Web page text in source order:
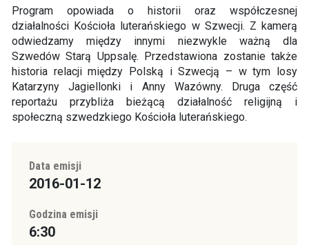
Program opowiada o historii oraz współczesnej
działalności Kościoła luterańskiego w Szwecji. Z kamerą
odwiedzamy między innymi niezwykle ważną dla
Szwedów Starą Uppsalę. Przedstawiona zostanie także
historia relacji między Polską i Szwecją – w tym losy
Katarzyny Jagiellonki i Anny Wazówny. Druga część
reportażu przybliża bieżącą działalność religijną i
społeczną szwedzkiego Kościoła luterańskiego.
Data emisji
2016-01-12
Godzina emisji
6:30